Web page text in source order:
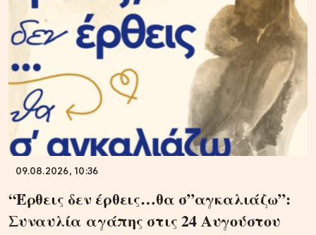
09.08.2026, 10:36
“Έρθεις δεν έρθεις…θα σ”αγκαλιάζω”:
Συναυλία αγάπης στις 24 Αυγούστου